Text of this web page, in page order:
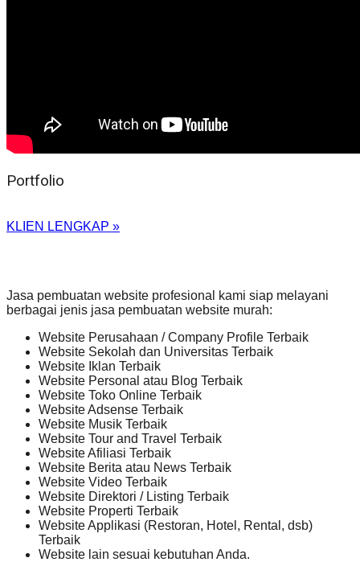
Portfolio
KLIEN LENGKAP »
Jasa pembuatan website profesional kami siap melayani
berbagai jenis jasa pembuatan website murah:
Website Perusahaan / Company Profile Terbaik
Website Sekolah dan Universitas Terbaik
Website Iklan Terbaik
Website Personal atau Blog Terbaik
Website Toko Online Terbaik
Website Adsense Terbaik
Website Musik Terbaik
Website Tour and Travel Terbaik
Website Afiliasi Terbaik
Website Berita atau News Terbaik
Website Video Terbaik
Website Direktori / Listing Terbaik
Website Properti Terbaik
Website Applikasi (Restoran, Hotel, Rental, dsb)
Terbaik
Website lain sesuai kebutuhan Anda.